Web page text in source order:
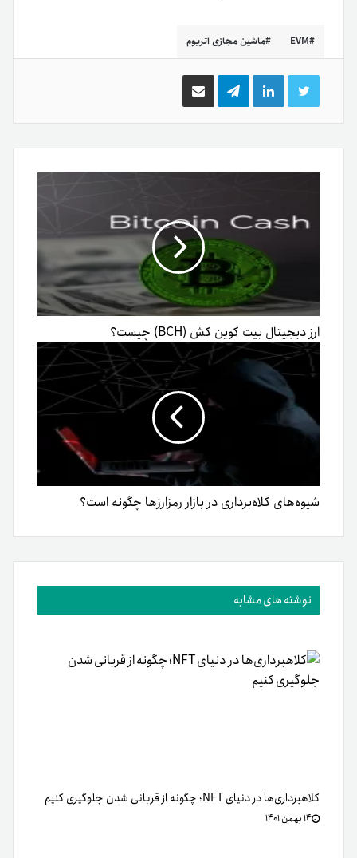
EVM ماشين مجازی اتریوم
توییتر لینکدینتلگرام اشتراک
گذاری
ایمیل
ارز دیجیتال بیت کوین کش (BCH) چیست؟
شیوه‌های کلاه‌برداری در بازار رمزارزها چگونه است؟
نوشته های مشابه
کلاهبرداری‌ها در دنیای NFT؛ چگونه از قربانی شدن جلوگیری کنیم
۱۴ بهمن ۱۴۰۱